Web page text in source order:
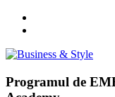
Business
Programul de